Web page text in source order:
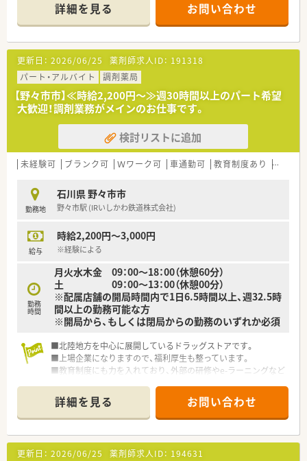
詳細を見る お問い合わせ
更新日： 2026/06/25 薬剤師求人ID： 191318
パート・アルバイト
調剤薬局
【野々市市】≪時給2,200円～≫週30時間以上のパート希望
大歓迎！調剤業務がメインのお仕事です。
検討リストに追加
未経験可 ブランク可 Ｗワーク可 車通勤可 教育制度あり 大手チ
勤務地
石川県 野々市市
野々市駅 (IRいしかわ鉄道株式会社)
給与
時給2,200円～3,000円
※経験による
勤務
時間
月火水木金 09：00～18：00（休憩60分）
土 09：00～13：00（休憩00分）
※配属店舗の開局時間内で1日6.5時間以上、週32.5時
間以上の勤務可能な方
※開局から、もしくは閉局からの勤務のいずれか必須
■北陸地方を中心に展開しているドラッグストアです。
■上場企業になりますので、福利厚生も整っています。
■教育制度にも力を入れており、外部の研修やe-ラーニングなど
また、未経験の方もきちんと教えていただけます。
詳細を見る お問い合わせ
更新日： 2026/06/25 薬剤師求人ID： 194631